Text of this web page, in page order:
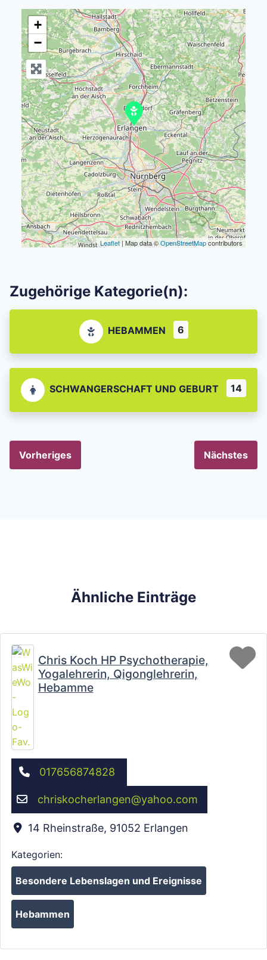
+
−
Leaflet | Map data ©OpenStreetMapcontributors
Zugehörige Kategorie(n):
HEBAMMEN 6
SCHWANGERSCHAFT UND GEBURT 14
Vorheriges Nächstes
Ähnliche Einträge
Chris Koch HP Psychotherapie,
Yogalehrerin, Qigonglehrerin,
Hebamme
017656874828
chriskocherlangen@yahoo.com
14 Rheinstraße, 91052 Erlangen
Kategorien:
Besondere Lebenslagen und Ereignisse
Hebammen